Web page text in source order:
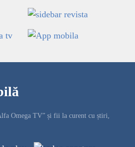
Omega TV” și fii la curent cu știri,